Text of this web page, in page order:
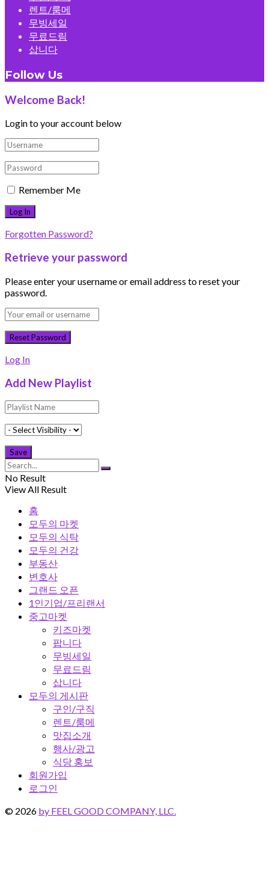
렌트/룸메
무빙세일
무료드림
삽니다
Follow Us
Welcome Back!
Login to your account below
Remember Me
Forgotten Password?
Retrieve your password
Please enter your username or email address to reset your
password.
Log In
Add New Playlist
No Result
View All Result
홈
모두의 마켓
모두의 식탁
모두의 건강
부동산
변호사
그랜드 오픈
1인기업/프리랜서
중고마켓
키즈마켓
팝니다
무빙세일
무료드림
삽니다
모두의 게시판
구인/구직
렌트/룸메
맛집소개
행사/광고
식당 홍보
회원가입
로그인
© 2026 by FEEL GOOD COMPANY, LLC.